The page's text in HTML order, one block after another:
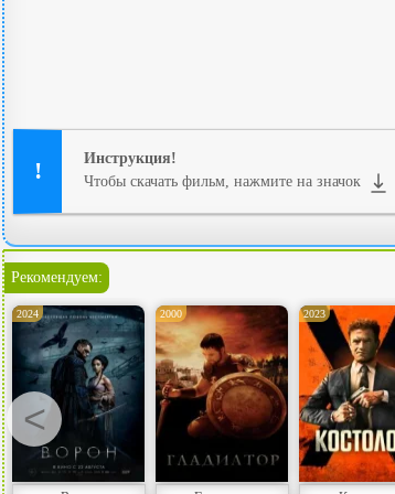
Инструкция!
Чтобы скачать фильм, нажмите на значок
Рекомендуем:
2024 2000 2023
<